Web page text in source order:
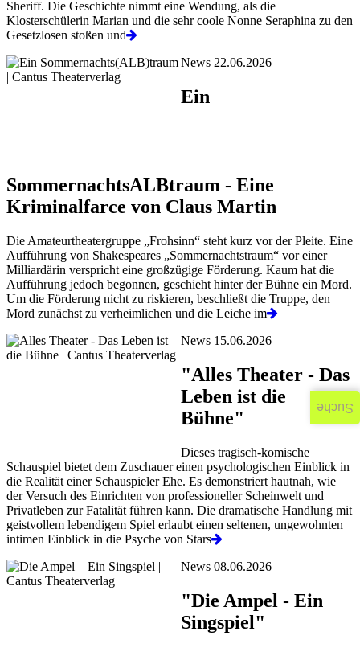
Sheriff. Die Geschichte nimmt eine Wendung, als die
Klosterschülerin Marian und die sehr coole Nonne Seraphina zu den
Gesetzlosen stoßen und
News 22.06.2026
Ein
SommernachtsALBtraum - Eine
Kriminalfarce von Claus Martin
Die Amateurtheatergruppe „Frohsinn“ steht kurz vor der Pleite. Eine
Aufführung von Shakespeares „Sommernachtstraum“ vor einer
Milliardärin verspricht eine großzügige Förderung. Kaum hat die
Aufführung jedoch begonnen, geschieht hinter der Bühne ein Mord.
Um die Förderung nicht zu riskieren, beschließt die Truppe, den
Mord zunächst zu verheimlichen und die Leiche im
News 15.06.2026
"Alles Theater - Das
Leben ist die
Bühne"
Dieses tragisch-komische
Schauspiel bietet dem Zuschauer einen psychologischen Einblick in
die Realität einer Schauspieler Ehe. Es demonstriert hautnah, wie
der Versuch des Einrichten von professioneller Scheinwelt und
Privatleben zur Fatalität führen kann. Die dramatische Handlung mit
geistvollem lebendigem Spiel erlaubt einen seltenen, ungewohnten
intimen Einblick in die Psyche von Stars
News 08.06.2026
"Die Ampel - Ein
Singspiel"
Suche